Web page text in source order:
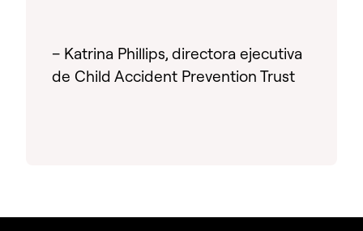
– Katrina Phillips, directora ejecutiva
de Child Accident Prevention Trust